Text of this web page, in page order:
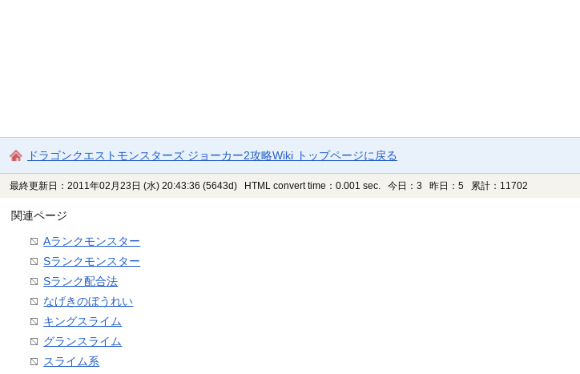
ドラゴンクエストモンスターズ ジョーカー2攻略Wiki トップページに戻る
最終更新日：2011年02月23日 (水) 20:43:36 (5643d) HTML convert time：0.001 sec. 今日：3 昨日：5 累計：11702
関連ページ
Aランクモンスター
Sランクモンスター
Sランク配合法
なげきのぼうれい
キングスライム
グランスライム
スライム系